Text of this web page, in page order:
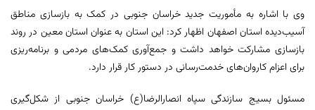
وی با اشاره به مأموریت جدید خراسان جنوبی در کمک به بازسازی مناطق
آسیب‌دیده استان اصفهان اظهار کرد: این استان به عنوان استان معین در روند
بازسازی مشارکت خواهد داشت و جمع‌آوری کمک‌های مردمی و برنامه‌ریزی
برای اعزام کاروان‌های خدمت‌رسانی در دستور کار قرار دارد.
مسئول بسیج سازندگی سپاه انصارالرضا(ع) خراسان جنوبی از شکل‌گیری